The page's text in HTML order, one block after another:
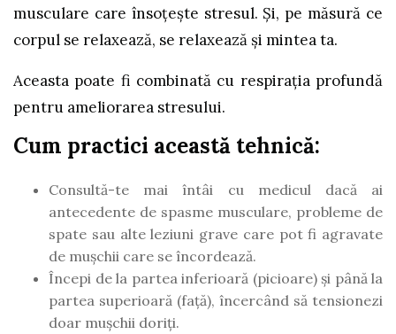
musculare care însoțește stresul. Și, pe măsură ce
corpul se relaxează, se relaxează și mintea ta.
Aceasta poate fi combinată cu respirația profundă
pentru ameliorarea stresului.
Cum practici această tehnică:
Consultă-te mai întâi cu medicul dacă ai
antecedente de spasme musculare, probleme de
spate sau alte leziuni grave care pot fi agravate
de mușchii care se încordează.
Începi de la partea inferioară (picioare) și până la
partea superioară (față), încercând să tensionezi
doar mușchii doriți.